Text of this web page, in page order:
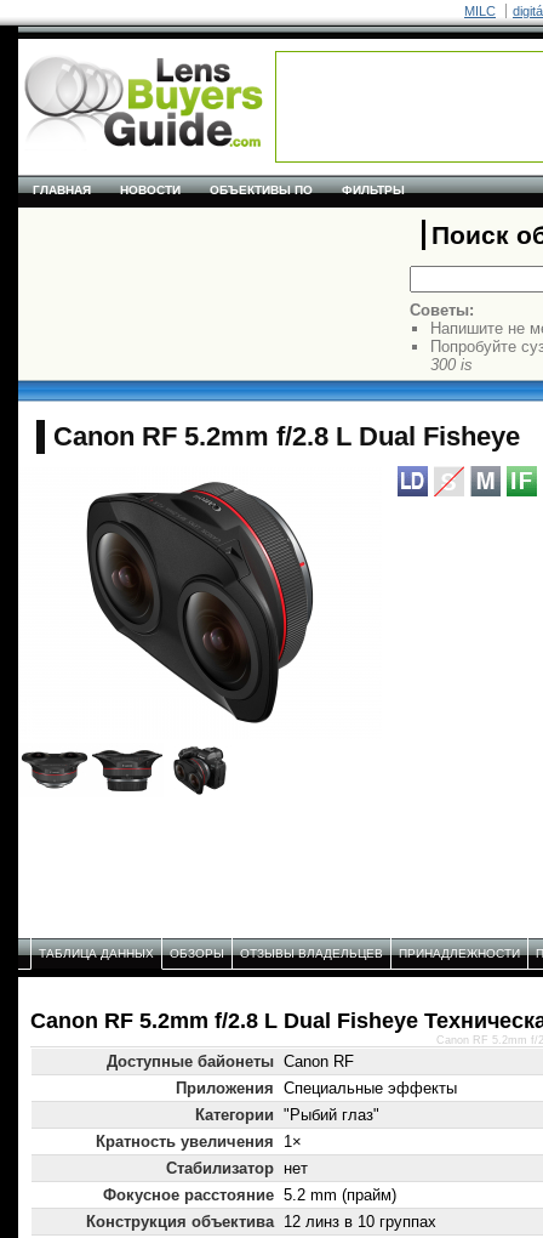
MILC
ГЛАВНАЯ НОВОСТИ ОБЪЕКТИВЫ ПО ФИЛЬТРЫ
Поиск
Советы:
Напишите не
Попробуйте
300 is
Canon RF 5.2mm f/2.8 L Dual Fisheye
ТАБЛИЦА ДАННЫХ ОБЗОРЫ ОТЗЫВЫ ВЛАДЕЛЬЦЕВ ПРИНАДЛЕЖНОСТИ
Canon RF 5.2mm f/2.8 L Dual Fisheye
Доступные байонеты Canon RF
Приложения Специальные эффекты
Категории "Рыбий глаз"
Кратность увеличения
1×
Стабилизатор нет
Фокусное расстояние 5.2 mm (прайм)
Конструкция объектива 12 линз в 10 группах
Canon RF 5.2mm f/